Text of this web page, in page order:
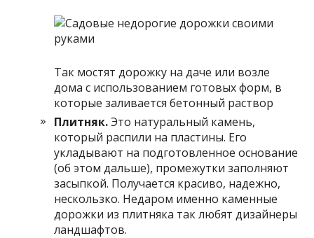
Так мостят дорожку на даче или возле
дома с использованием готовых форм, в
которые заливается бетонный раствор
Плитняк.Это натуральный камень,
который распили на пластины. Его
укладывают на подготовленное основание
(об этом дальше), промежутки заполняют
засыпкой. Получается красиво, надежно,
нескользко. Недаром именно каменные
дорожки из плитняка так любят дизайнеры
ландшафтов.